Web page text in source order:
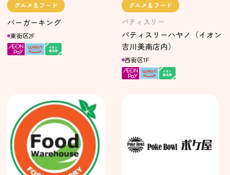
グルメ＆フード
バーガーキング
東街区2F
グルメ＆フード
パティスリー
パティスリーハヤノ（イオン
吉川美南店内）
西街区1F